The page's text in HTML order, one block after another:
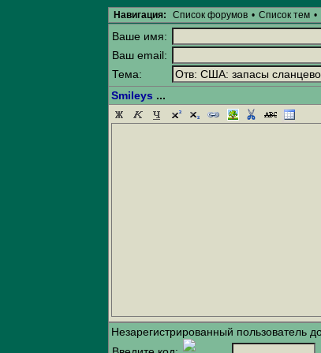
Навигация: Список форумов • Список тем •
Ваше имя:
Ваш email:
Тема:
Smileys ...
Незарегистрированный пользователь